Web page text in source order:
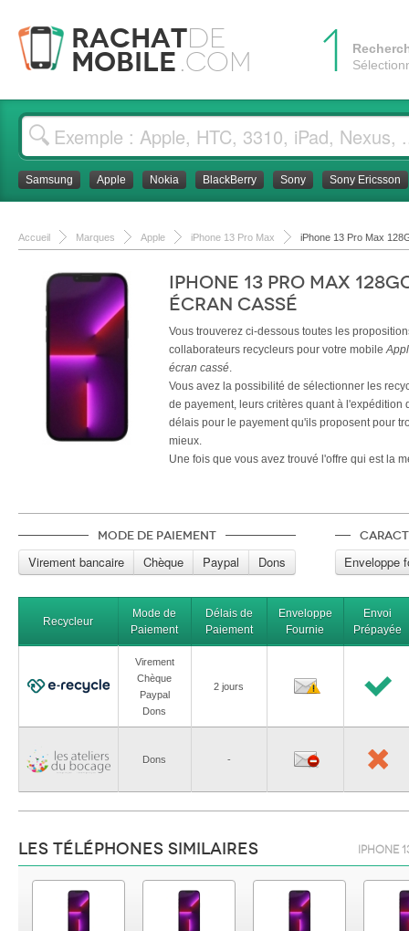
Rachatde
Mobile .com 1
Samsung Apple Nokia BlackBerry Sony Sony Ericsson
Accueil Marques Apple iPhone 13 Pro Max iPhone 13 Pro Max
iPhone 13 Pro Max
écran cassé
Vous trouverez ci-dessous toutes les
collaborateurs recycleurs pour votre mobile
écran cassé.
Vous avez la possibilité de sélectionner les
de payement, leurs critères quant à l'expédition
délais pour le payement qu'ils proposent pour
mieux.
Une fois que vous avez trouvé l'offre qui est la
envoyée.
Mode de paiement
Virement bancaire Chèque Paypal Dons Enveloppe
Recycleur
Mode de
Paiement
Délais de
Paiement
Enveloppe
Fournie
Envoi
Prépayée
Virement
Chèque
Paypal
Dons
2 jours
Dons -
Les téléphones similaires iPhone